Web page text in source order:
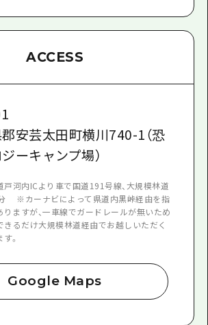
ACCESS
安芸太田町横川740-1（恐
ーキャンプ場）
戸河内ICより車で国道191号線、大規模林道
※カーナビによって県道内黒峠経由を指
ますが、一車線でガードレールが無いため
だけ大規模林道経由でお越しいただく
。
Google Maps